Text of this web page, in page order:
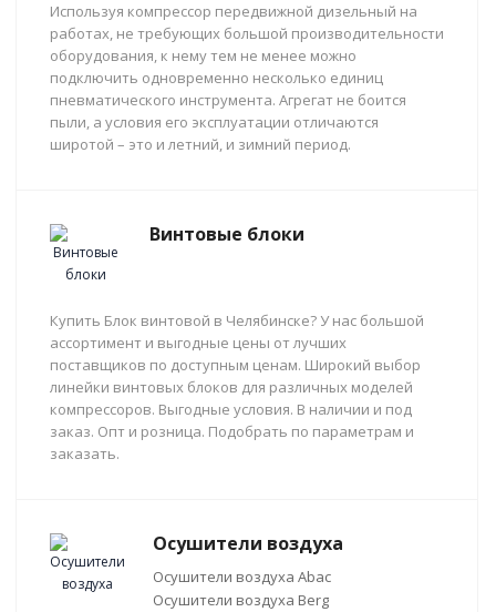
Используя компрессор передвижной дизельный на
работах, не требующих большой производительности
оборудования, к нему тем не менее можно
подключить одновременно несколько единиц
пневматического инструмента. Агрегат не боится
пыли, а условия его эксплуатации отличаются
широтой – это и летний, и зимний период.
Винтовые блоки
Купить Блок винтовой в Челябинске? У нас большой
ассортимент и выгодные цены от лучших
поставщиков по доступным ценам. Широкий выбор
линейки винтовых блоков для различных моделей
компрессоров. Выгодные условия. В наличии и под
заказ. Опт и розница. Подобрать по параметрам и
заказать.
Осушители воздуха
Осушители воздуха Abac
Осушители воздуха Berg